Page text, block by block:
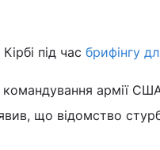
під час брифінгу
армії
що відомство